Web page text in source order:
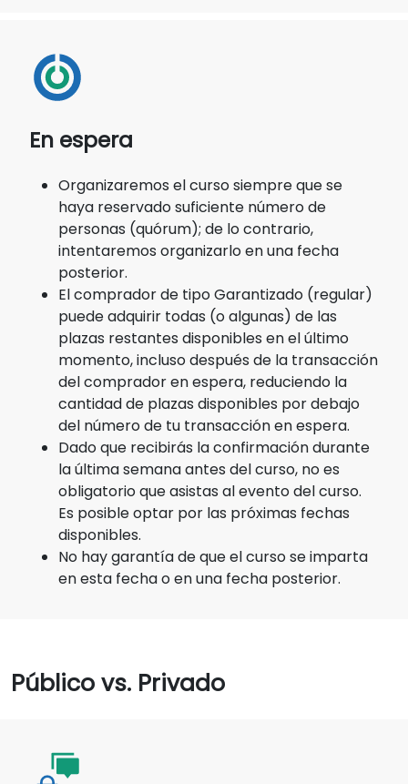
En espera
Organizaremos el curso siempre que se
haya reservado suficiente número de
personas (quórum); de lo contrario,
intentaremos organizarlo en una fecha
posterior.
El comprador de tipo Garantizado (regular)
puede adquirir todas (o algunas) de las
plazas restantes disponibles en el último
momento, incluso después de la transacción
del comprador en espera, reduciendo la
cantidad de plazas disponibles por debajo
del número de tu transacción en espera.
Dado que recibirás la confirmación durante
la última semana antes del curso, no es
obligatorio que asistas al evento del curso.
Es posible optar por las próximas fechas
disponibles.
No hay garantía de que el curso se imparta
en esta fecha o en una fecha posterior.
Público vs. Privado